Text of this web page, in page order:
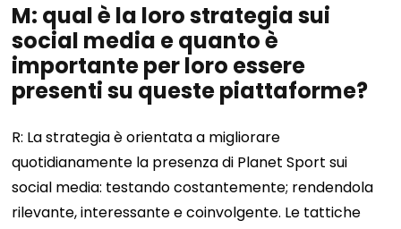
M: qual è la loro strategia sui
social media e quanto è
importante per loro essere
presenti su queste piattaforme?
R: La strategia è orientata a migliorare
quotidianamente la presenza di Planet Sport sui
social media: testando costantemente; rendendola
rilevante, interessante e coinvolgente. Le tattiche